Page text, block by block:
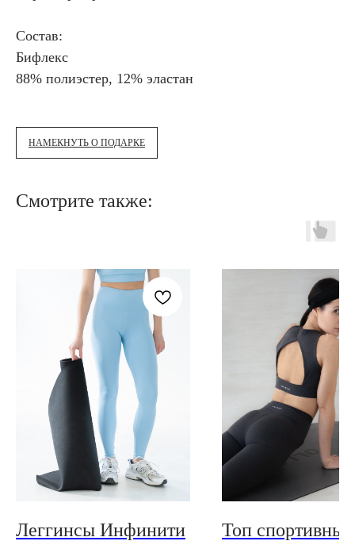
Состав:
Бифлекс
88% полиэстер, 12% эластан
НАМЕКНУТЬ О ПОДАРКЕ
Смотрите также:
Леггинсы Инфинити
Топ спортивный